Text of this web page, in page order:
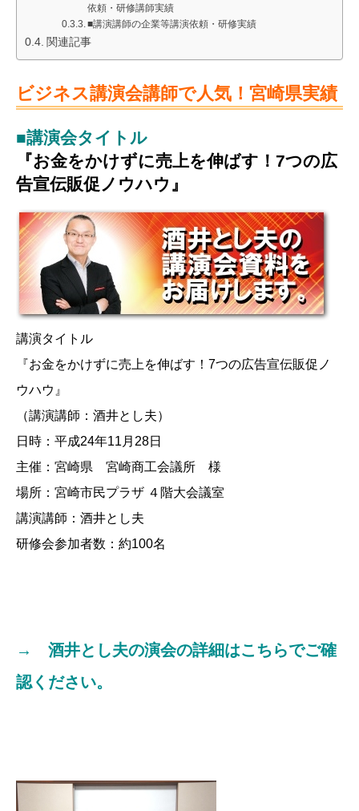
依頼・研修講師実績
■講演講師の企業等講演依頼・研修実績
関連記事
ビジネス講演会講師で人気！宮崎県実績
■講演会タイトル
『お金をかけずに売上を伸ばす！7つの広
告宣伝販促ノウハウ』
講演タイトル
『お金をかけずに売上を伸ばす！7つの広告宣伝販促ノ
ウハウ』
（講演講師：酒井とし夫）
日時：平成24年11月28日
主催：宮崎県 宮崎商工会議所 様
場所：宮崎市民プラザ ４階大会議室
講演講師：酒井とし夫
研修会参加者数：約100名
→ 酒井とし夫の演会の詳細はこちらでご確
認ください。